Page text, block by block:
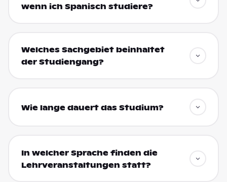
wenn ich Spanisch studiere?
Welches Sachgebiet beinhaltet
der Studiengang?
Wie lange dauert das Studium?
In welcher Sprache finden die
Lehrveranstaltungen statt?